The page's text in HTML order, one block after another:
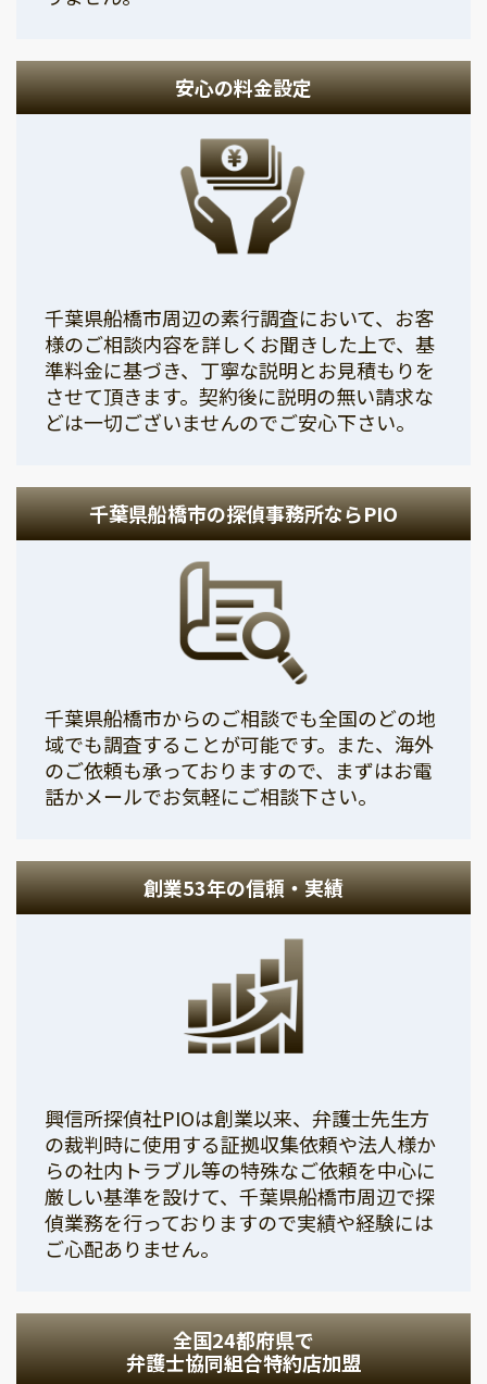
安心の料金設定
千葉県船橋市周辺の素行調査において、お客
様のご相談内容を詳しくお聞きした上で、基
準料金に基づき、丁寧な説明とお見積もりを
させて頂きます。契約後に説明の無い請求な
どは一切ございませんのでご安心下さい。
千葉県船橋市の探偵事務所ならPIO
千葉県船橋市からのご相談でも全国のどの地
域でも調査することが可能です。また、海外
のご依頼も承っておりますので、まずはお電
話かメールでお気軽にご相談下さい。
創業53年の信頼・実績
興信所探偵社PIOは創業以来、弁護士先生方
の裁判時に使用する証拠収集依頼や法人様か
らの社内トラブル等の特殊なご依頼を中心に
厳しい基準を設けて、千葉県船橋市周辺で探
偵業務を行っておりますので実績や経験には
ご心配ありません。
全国24都府県で
弁護士協同組合特約店加盟